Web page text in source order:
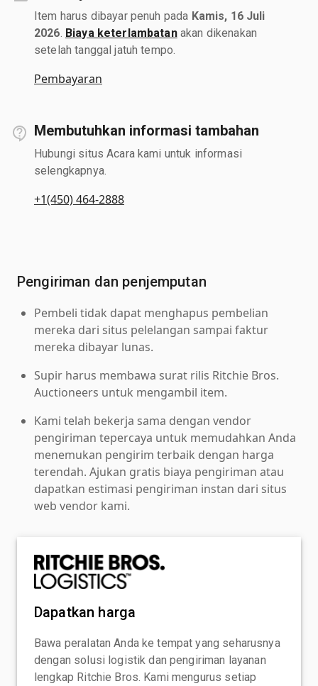
Item harus dibayar penuh pada Kamis, 16 Juli
2026 Biaya keterlambatanakan dikenakan
setelah tanggal jatuh tempo.
Pembayaran
Membutuhkan informasi tambahan
Hubungi situs Acara kami untuk informasi
selengkapnya.
+1(450) 464-2888
Pengiriman dan penjemputan
Pembeli tidak dapat menghapus pembelian
mereka dari situs pelelangan sampai faktur
mereka dibayar lunas.
Supir harus membawa surat rilis Ritchie Bros.
Auctioneers untuk mengambil item.
Kami telah bekerja sama dengan vendor
pengiriman tepercaya untuk memudahkan Anda
menemukan pengirim terbaik dengan harga
terendah. Ajukan gratis biaya pengiriman atau
dapatkan estimasi pengiriman instan dari situs
web vendor kami.
Dapatkan harga
Bawa peralatan Anda ke tempat yang seharusnya
dengan solusi logistik dan pengiriman layanan
lengkap Ritchie Bros. Kami mengurus setiap